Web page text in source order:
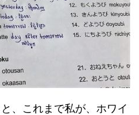
、これまで私が、ホワイ